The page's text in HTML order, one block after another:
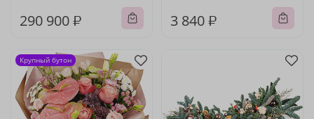
290 900 ₽ 3 840 ₽
Крупный бутон